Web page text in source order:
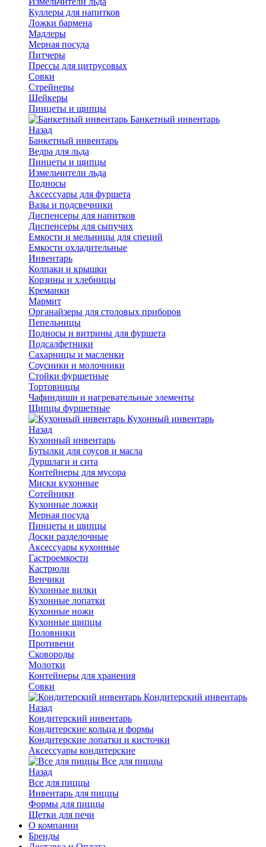
Куллеры для напитков
Ложки бармена
Мадлеры
Мерная посуда
Питчеры
Прессы для цитрусовых
Совки
Стрейнеры
Шейкеры
Пинцеты и щипцы
Банкетный инвентарь
Назад
Банкетный инвентарь
Ведра для льда
Пинцеты и щипцы
Измельчители льда
Подносы
Аксессуары для фуршета
Вазы и подсвечники
Диспенсеры для напитков
Диспенсеры для сыпучих
Емкости и мельницы для специй
Емкости охладительные
Инвентарь
Колпаки и крышки
Корзины и хлебницы
Креманки
Мармит
Органайзеры для столовых приборов
Пепельницы
Подносы и витрины для фуршета
Подсалфетники
Сахарницы и масленки
Соусники и молочники
Стойки фуршетные
Тортовницы
Чафиндиши и нагревательные элементы
Щипцы фуршетные
Кухонный инвентарь
Назад
Кухонный инвентарь
Бутылки для соусов и масла
Дуршлаги и сита
Контейнеры для мусора
Миски кухонные
Сотейники
Кухонные ложки
Мерная посуда
Пинцеты и щипцы
Доски разделочные
Аксессуары кухонные
Гастроемкости
Кастрюли
Венчики
Кухонные вилки
Кухонные лопатки
Кухонные ножи
Кухонные щипцы
Половники
Противени
Сковороды
Молотки
Контейнеры для хранения
Совки
Кондитерский инвентарь
Назад
Кондитерский инвентарь
Кондитерские кольца и формы
Кондитерские лопатки и кисточки
Аксессуары кондитерские
Все для пиццы
Назад
Все для пиццы
Инвентарь для пиццы
Формы для пиццы
Щетки для печи
О компании
Бренды